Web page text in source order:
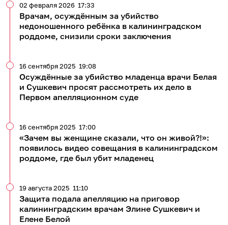
Врачам, осуждённым за убийство
недоношенного ребёнка в калининградском
роддоме, снизили сроки заключения
02 февраля 2026 17:33
Осуждённые за убийство младенца врачи Белая
и Сушкевич просят рассмотреть их дело в
Первом апелляционном суде
16 сентября 2025 19:08
«Зачем вы женщине сказали, что он живой?!»:
появилось видео совещания в калининградском
роддоме, где был убит младенец
16 сентября 2025 17:00
Защита подала апелляцию на приговор
калининградским врачам Элине Сушкевич и
Елене Белой
19 августа 2025 11:10